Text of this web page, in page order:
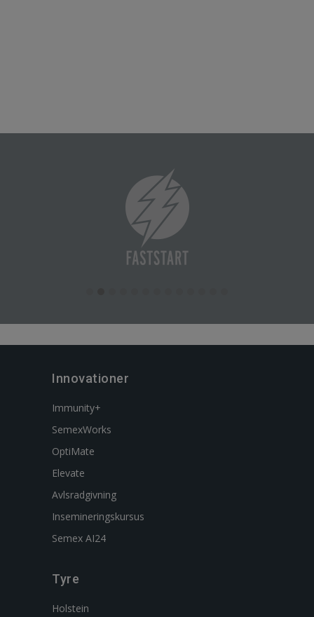
Innovationer
Immunity+
SemexWorks
OptiMate
Elevate
Avlsradgivning
Insemineringskursus
Semex AI24
Tyre
Holstein